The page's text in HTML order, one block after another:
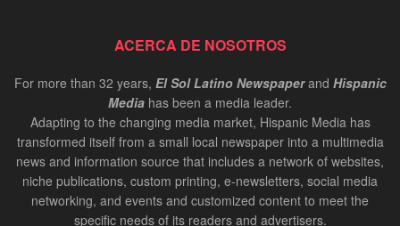
ACERCA DE NOSOTROS
For more than 32 years, El Sol Latino Newspaperand Hispanic
Media has been a media leader.
Adapting to the changing media market, Hispanic Media has
transformed itself from a small local newspaper into a multimedia
news and information source that includes a network of websites,
niche publications, custom printing, e-newsletters, social media
networking, and events and customized content to meet the
specific needs of its readers and advertisers.